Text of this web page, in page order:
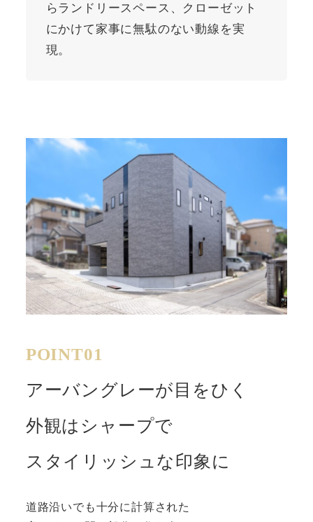
らランドリースペース、クローゼット
にかけて家事に無駄のない動線を実
現。
POINT01
アーバングレーが目をひく
外観はシャープで
スタイリッシュな印象に
道路沿いでも十分に計算された